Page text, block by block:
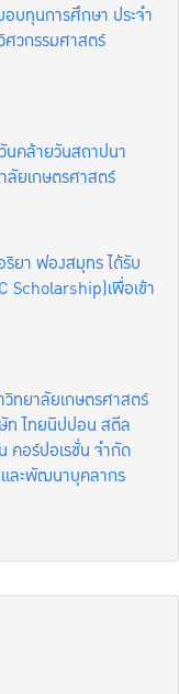
บทุนการศึกษา ประจำ
ศวกรรมศาสตร์
นคล้ายวันสถาปนา
ยเกษตรศาสตร์
ยา ฟองสมุทร ได้รับ
Scholarship)เพื่อเข้า
ทยาลัยเกษตรศาสตร์
ท ไทยนิปปอน สตีล
คอร์ปอเรชั่น จำกัด
และพัฒนาบุคลากร